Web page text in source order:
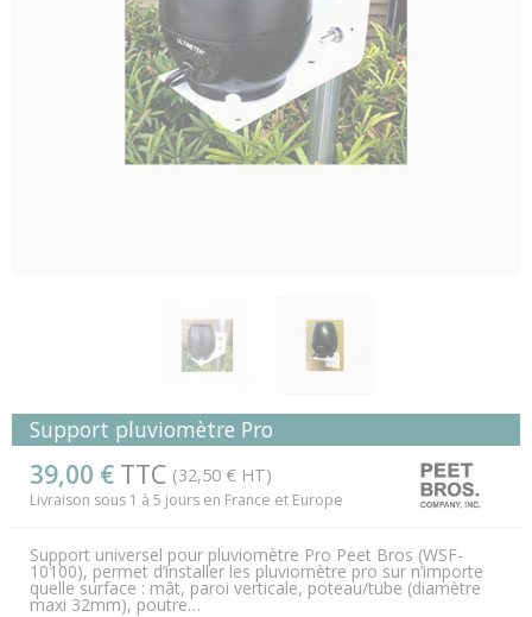
Support pluviomètre Pro
39,00 € TTC (32,50 € HT)
Livraison sous 1 à 5 jours en France et Europe
Support universel pour pluviomètre Pro Peet Bros (WSF-
10100), permet d’installer les pluviomètre pro sur n’importe
quelle surface : mât, paroi verticale, poteau/tube (diamètre
maxi 32mm), poutre…